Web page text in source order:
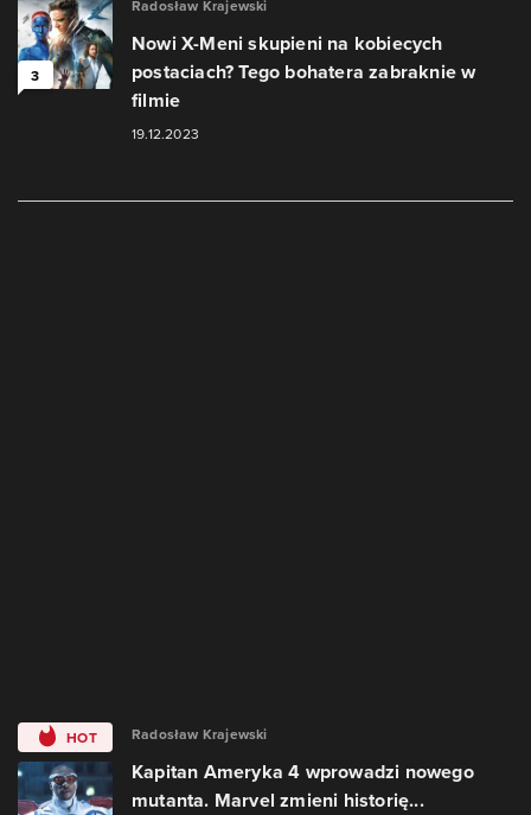
3
Radosław Krajewski
Nowi X-Meni skupieni na kobiecych
postaciach? Tego bohatera zabraknie w
filmie
19.12.2023
HOT Radosław Krajewski
Kapitan Ameryka 4 wprowadzi nowego
mutanta. Marvel zmieni historię...